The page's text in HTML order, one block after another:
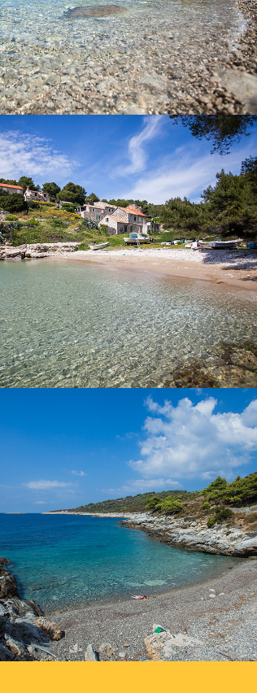
SALBUNORA (ISOLA DI
BIŠEVO)
La spiaggia Salbunora è una bellissima
spiaggia di sabbia. Si trova sull΄isola di Biševo.
Il trasferimento da Komiža con la nostra barca
taxi dura 15 minuti.
POL BORCIĆE
La spiaggia Pol Borciće si trova poco lontano
da Komiža. Il trasferimento con la nostra barca
taxi dura 5 minuti. La spiaggia Pol Borciće è
ideale per le famiglie con bambini. È ricca di
ombra.